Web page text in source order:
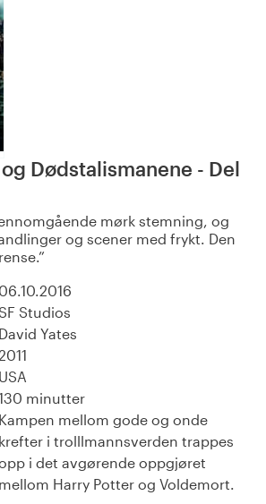
Dødstalismanene - Del
mørk stemning, og
og scener med frykt. Den
06.10.2016
Studios
David Yates
USA
minutter
Kampen mellom gode og onde
krefter i trolllmannsverden trappes
i det avgørende oppgjøret
mellom Harry Potter og Voldemort.